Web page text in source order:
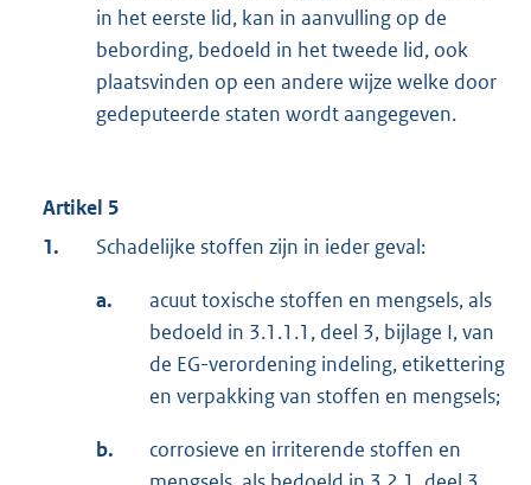
in het eerste lid, kan in aanvulling op de
bebording, bedoeld in het tweede lid, ook
plaatsvinden op een andere wijze welke door
gedeputeerde staten wordt aangegeven.
Artikel 5
1.
Schadelijke stoffen zijn in ieder geval:
a.
acuut toxische stoffen en mengsels, als
bedoeld in 3.1.1.1, deel 3, bijlage I, van
de EG-verordening indeling, etikettering
en verpakking van stoffen en mengsels;
b.
corrosieve en irriterende stoffen en